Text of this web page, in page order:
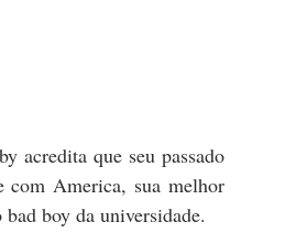
acredita que seu passado
com America, sua melhor
boy da universidade.